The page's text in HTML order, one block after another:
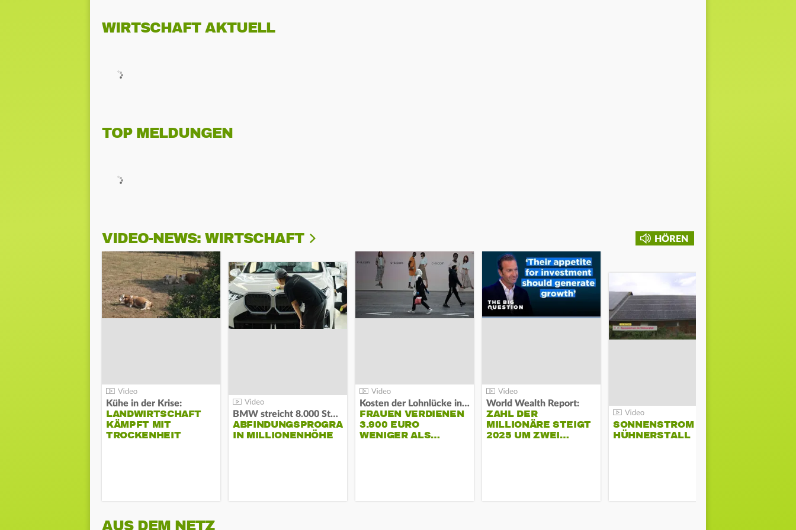
WIRTSCHAFT AKTUELL
TOP MELDUNGEN
HÖREN
VIDEO-NEWS: WIRTSCHAFT
Kühe in der Krise:
LANDWIRTSCHAFT
KÄMPFT MIT
TROCKENHEIT
BMW streicht 8.000 Stellen:
ABFINDUNGSPROGRAMM
IN MILLIONENHÖHE
Kosten der Lohnlücke in der EU:
FRAUEN VERDIENEN
3.900 EURO
WENIGER ALS…
World Wealth Report:
ZAHL DER
MILLIONÄRE STEIGT
2025 UM ZWEI…
SONNENSTROM IM
HÜHNERSTALL
AUS DEM NETZ